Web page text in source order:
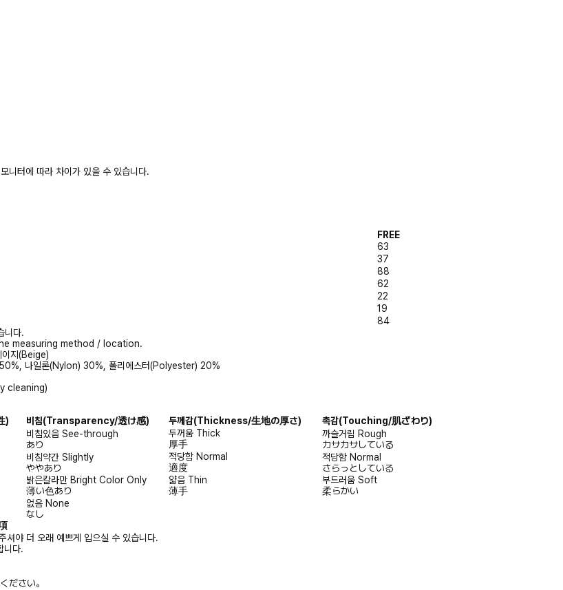
니터에 따라 차이가 있을 수 있습니다.
FREE
63
37
88
62
22
19
84
니다.
measuring method / location.
지(Beige)
나일론(Nylon) 30%, 폴리에스터(Polyester) 20%
cleaning)
) 비침(Transparency/透け感) 두께감(Thickness/生地の厚さ) 촉감(Touching/肌ざわり)
비침있음 See-through
あり
두꺼움 Thick
厚手
까슬거림 Rough
カサカサしている
비침약간 Slightly
ややあり
적당함 Normal
適度
적당함 Normal
さらっとしている
밝은칼라만 Bright Color Only
薄い色あり
얇음 Thin
薄手
부드러움 Soft
柔らかい
없음 None
なし
셔야 더 오래 예쁘게 입으실 수 있습니다.
니다.
ださい。